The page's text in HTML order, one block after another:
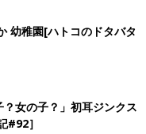
幼稚園[ハトコのドタバタ
女の子？」初耳ジンクス
#92］